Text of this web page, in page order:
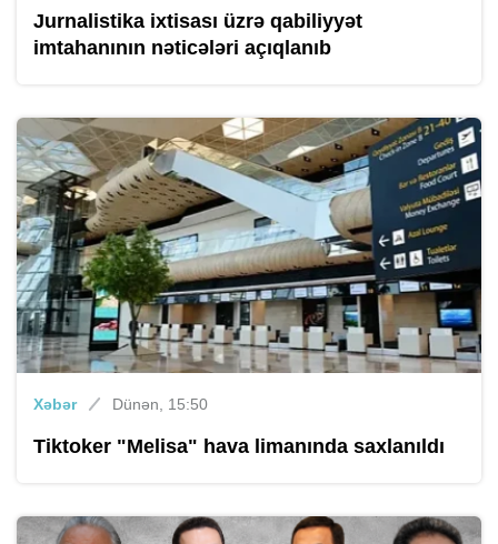
Jurnalistika ixtisası üzrə qabiliyyət
imtahanının nəticələri açıqlanıb
Xəbər Dünən, 15:50
Tiktoker "Melisa" hava limanında saxlanıldı